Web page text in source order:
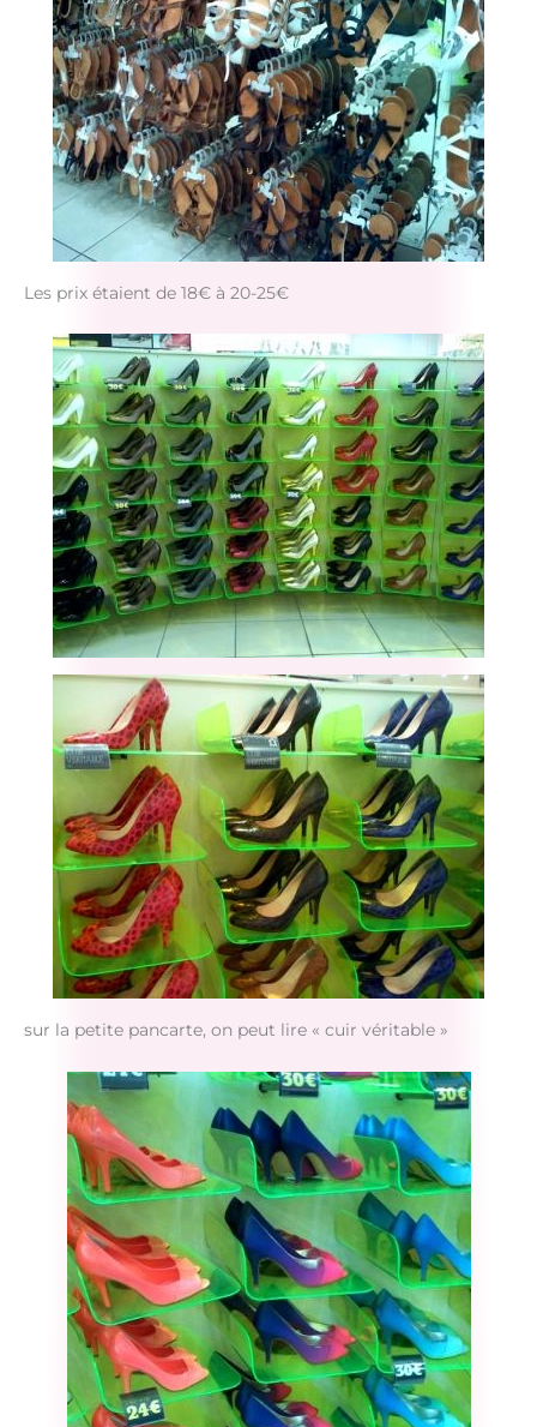
Les prix étaient de 18€ à 20-25€
sur la petite pancarte, on peut lire « cuir véritable »